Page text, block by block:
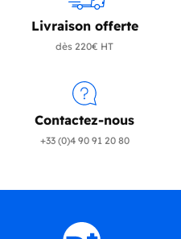
Livraison offerte
dès 220€ HT
Contactez-nous
+33 (0)4 90 91 20 80